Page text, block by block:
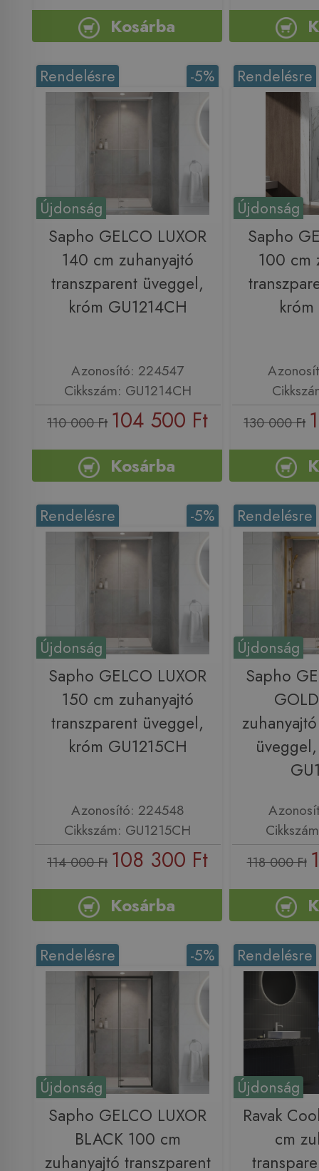
Kosárba
Újdonság
-5%
Rendelésre
Sapho GELCO LUXOR
140 cm zuhanyajtó
transzparent üveggel,
króm GU1214CH
Azonosító: 224547
Cikkszám: GU1214CH
110 000 Ft 104 500 Ft
Kosárba
Újdonság
Rendelésre
Sapho
100 cm
130 000 Ft
Újdonság
-5%
Rendelésre
Sapho GELCO LUXOR
150 cm zuhanyajtó
transzparent üveggel,
króm GU1215CH
Azonosító: 224548
Cikkszám: GU1215CH
114 000 Ft 108 300 Ft
Kosárba
Újdonság
Rendelésre
Sapho
118 000 Ft
Újdonság
-5%
Rendelésre
Sapho GELCO LUXOR
BLACK 100 cm
zuhanyajtó transzparent
Újdonság
Rendelésre
Ravak
cm